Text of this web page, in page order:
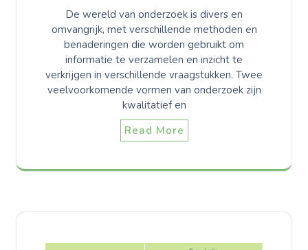
De wereld van onderzoek is divers en
omvangrijk, met verschillende methoden en
benaderingen die worden gebruikt om
informatie te verzamelen en inzicht te
verkrijgen in verschillende vraagstukken. Twee
veelvoorkomende vormen van onderzoek zijn
kwalitatief en
Read More